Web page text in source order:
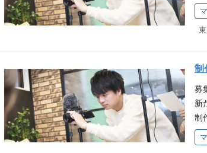
を
ン
一
し
か
2
ネ
は
制
募
新
制
正
ュ